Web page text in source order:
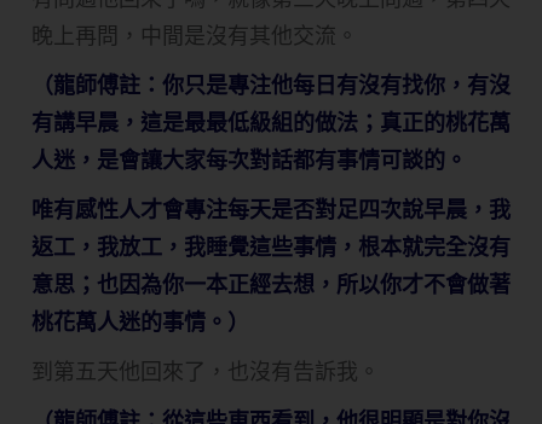
晚上再問，中間是沒有其他交流。
（龍師傅註：你只是專注他每日有沒有找你，有沒
有講早晨，這是最最低級組的做法；真正的桃花萬
人迷，是會讓大家每次對話都有事情可談的。
唯有感性人才會專注每天是否對足四次說早晨，我
返工，我放工，我睡覺這些事情，根本就完全沒有
意思；也因為你一本正經去想，所以你才不會做著
桃花萬人迷的事情。）
到第五天他回來了，也沒有告訴我。